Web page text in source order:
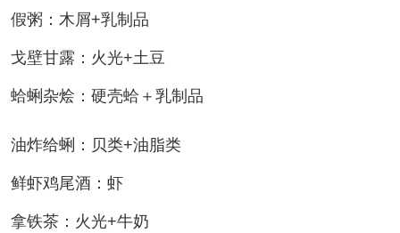
假粥：木屑+乳制品
戈壁甘露：火光+土豆
蛤蜊杂烩：硬壳蛤＋乳制品
油炸给蜊：贝类+油脂类
鲜虾鸡尾酒：虾
拿铁茶：火光+牛奶